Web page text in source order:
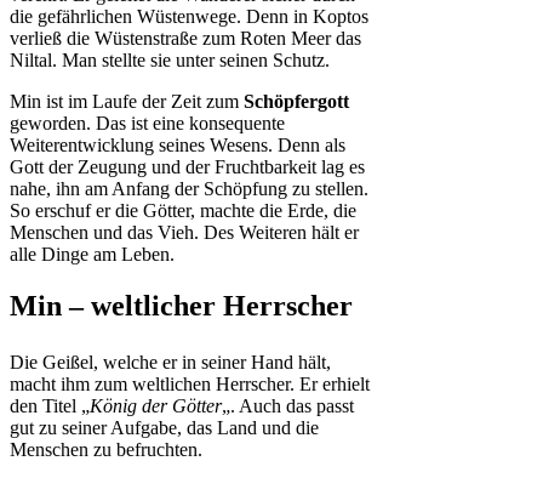
die gefährlichen Wüstenwege. Denn in Koptos
verließ die Wüstenstraße zum Roten Meer das
Niltal. Man stellte sie unter seinen Schutz.
Min ist im Laufe der Zeit zum Schöpfergott
geworden. Das ist eine konsequente
Weiterentwicklung seines Wesens. Denn als
Gott der Zeugung und der Fruchtbarkeit lag es
nahe, ihn am Anfang der Schöpfung zu stellen.
So erschuf er die Götter, machte die Erde, die
Menschen und das Vieh. Des Weiteren hält er
alle Dinge am Leben.
Min – weltlicher Herrscher
Die Geißel, welche er in seiner Hand hält,
macht ihm zum weltlichen Herrscher. Er erhielt
den Titel „König der Götter„. Auch das passt
gut zu seiner Aufgabe, das Land und die
Menschen zu befruchten.